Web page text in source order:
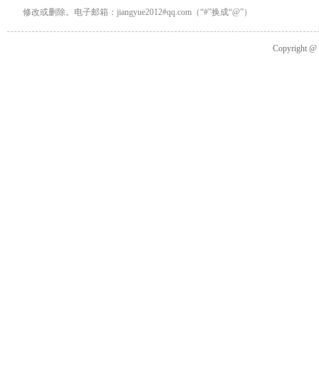
修改或删除。电子邮箱：jiangyue2012#qq.com（“#”换成“@”）
Copyright